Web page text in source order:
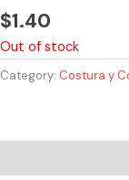
$1.40
Out of stock
Category: Costura y